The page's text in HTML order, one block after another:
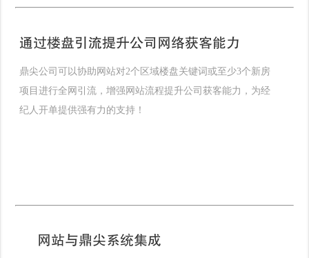
通过楼盘引流提升公司网络获客能力
鼎尖公司可以协助网站对2个区域楼盘关键词或至少3个新房
项目进行全网引流，增强网站流程提升公司获客能力，为经
纪人开单提供强有力的支持！
网站与鼎尖系统集成